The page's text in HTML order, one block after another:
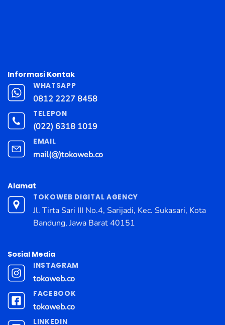
Informasi Kontak
WHATSAPP
0812 2227 8458
TELEPON
(022) 6318 1019
EMAIL
mail(@)tokoweb.co
Alamat
TOKOWEB DIGITAL AGENCY
Jl. Tirta Sari III No.4, Sarijadi, Kec. Sukasari, Kota
Bandung, Jawa Barat 40151
Sosial Media
INSTAGRAM
tokoweb.co
FACEBOOK
tokoweb.co
LINKEDIN